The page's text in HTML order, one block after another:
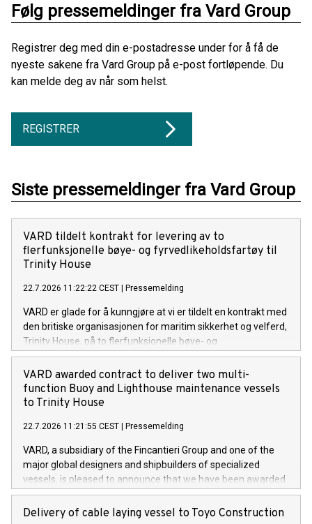
Følg pressemeldinger fra Vard Group
Registrer deg med din e-postadresse under for å få de
nyeste sakene fra Vard Group på e-post fortløpende. Du
kan melde deg av når som helst.
REGISTRER
Siste pressemeldinger fra Vard Group
VARD tildelt kontrakt for levering av to
flerfunksjonelle bøye- og fyrvedlikeholdsfartøy til
Trinity House
22.7.2026 11:22:22 CEST Pressemelding
VARD er glade for å kunngjøre at vi er tildelt en kontrakt med
den britiske organisasjonen for maritim sikkerhet og velferd,
Trinity House, på to flerfunksjonelle bøye- og
fyrvedlikeholdsfartøy. Dette er de to første fartøyene av
denne typen VARD har signert kontrakt på. Kontraktsverdien
overstiger 220 millioner euro.
VARD awarded contract to deliver two multi-
function Buoy and Lighthouse maintenance vessels
to Trinity House
22.7.2026 11:21:55 CEST Pressemelding
VARD, a subsidiary of the Fincantieri Group and one of the
major global designers and shipbuilders of specialized
vessels, is pleased to announce that we have been awarded
a contract with the British maritime safety and welfare
organisation Trinity House for two multi-function Buoy and
Delivery of cable laying vessel to Toyo Construction